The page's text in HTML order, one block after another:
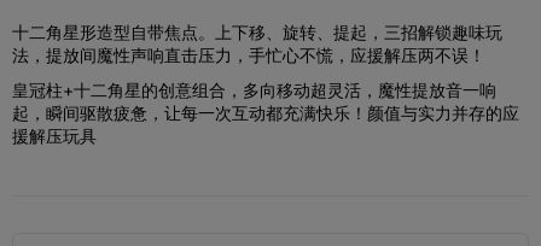
十二角星形造型自带焦点。上下移、旋转、提起，三招解锁趣味玩
法，提放间魔性声响直击压力，手忙心不慌，应援解压两不误！
皇冠柱+十二角星的创意组合，多向移动超灵活，魔性提放音一响
起，瞬间驱散疲惫，让每一次互动都充满快乐！ 颜值与实力并存的应
援解压玩具